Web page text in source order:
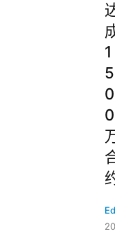
1
5
0
0